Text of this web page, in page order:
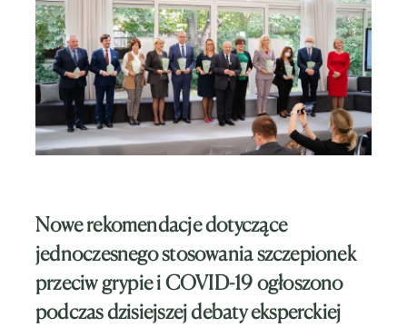
Nowe rekomendacje dotyczące
jednoczesnego stosowania szczepionek
przeciw grypie i COVID-19 ogłoszono
podczas dzisiejszej debaty eksperckiej